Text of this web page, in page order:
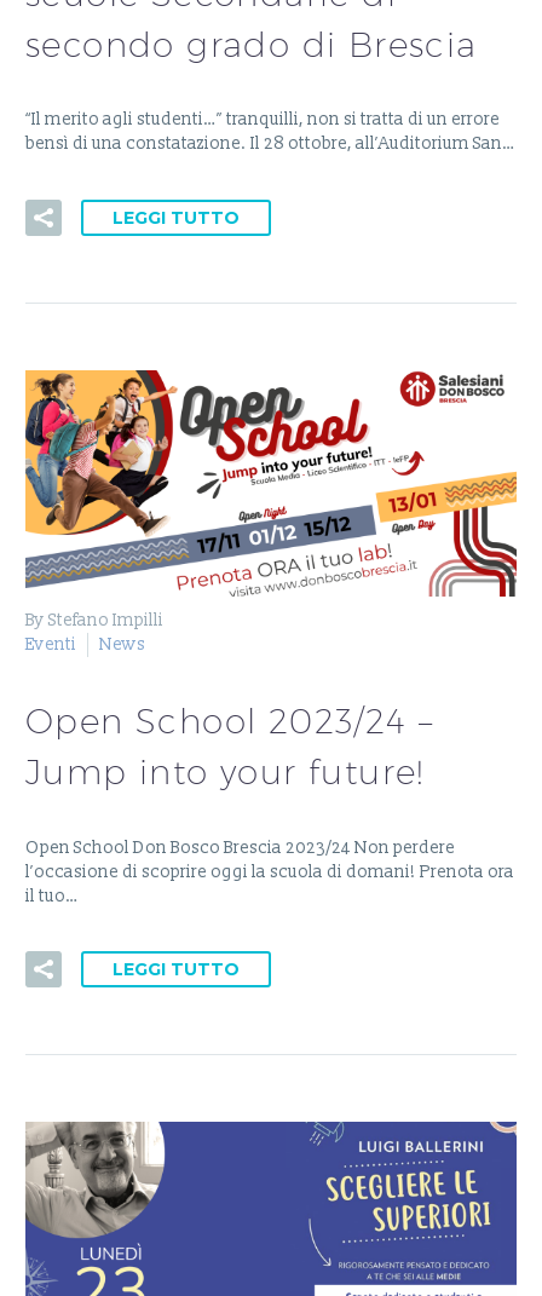
secondo grado di Brescia
“Il merito agli studenti…” tranquilli, non si tratta di un errore
bensì di una constatazione. Il 28 ottobre, all’Auditorium San…
LEGGI TUTTO
By Stefano Impilli
Eventi
News
Open School 2023/24 –
Jump into your future!
Open School Don Bosco Brescia 2023/24 Non perdere
l’occasione di scoprire oggi la scuola di domani! Prenota ora
il tuo…
LEGGI TUTTO